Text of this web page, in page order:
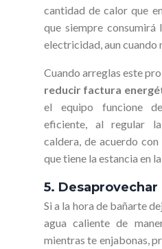
cantidad de calor que
que siempre consumirá
electricidad, aun cuando
Cuando arreglas este
reducir factura
el equipo funcione
eficiente, al regular
caldera, de acuerdo
que tiene la estancia en
5.
Si a la hora de bañarte
agua caliente de
mientras te enjabonas,